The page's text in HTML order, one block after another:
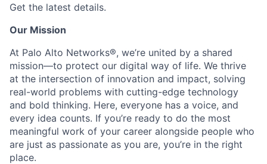
Get the latest details.
Our Mission
At Palo Alto Networks®, we’re united by a shared
mission—to protect our digital way of life. We thrive
at the intersection of innovation and impact, solving
real-world problems with cutting-edge technology
and bold thinking. Here, everyone has a voice, and
every idea counts. If you’re ready to do the most
meaningful work of your career alongside people who
are just as passionate as you are, you’re in the right
place.